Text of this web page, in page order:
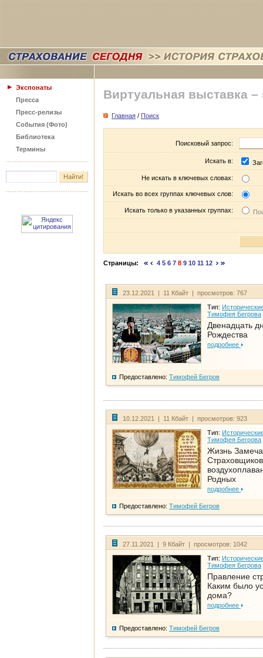
Экспонаты
Пресса
Пресс-релизы
События (Фото)
Библиотека
Термины
Виртуальная выставка –
Главная / Поиск
Поисковый запрос:
Искать в:
Не искать в ключевых словах:
Искать во всех группах ключевых слов:
Искать только в указанных группах:
Страницы: 4 5 6 7 8 9 10 11 12
23.12.2021 | 11 Кбайт | просмотров: 767
Тип:
Тимофея Бегрова
Двенадцать
Рождества
подробнее
Предоставлено: Тимофей Бегров
10.12.2021 | 11 Кбайт | просмотров: 923
Тип:
Тимофея Бегрова
Жизнь
Родных
подробнее
Предоставлено: Тимофей Бегров
27.11.2021 | 9 Кбайт | просмотров: 1042
Тип:
Тимофея Бегрова
Правление
Каким было
дома?
подробнее
Предоставлено: Тимофей Бегров